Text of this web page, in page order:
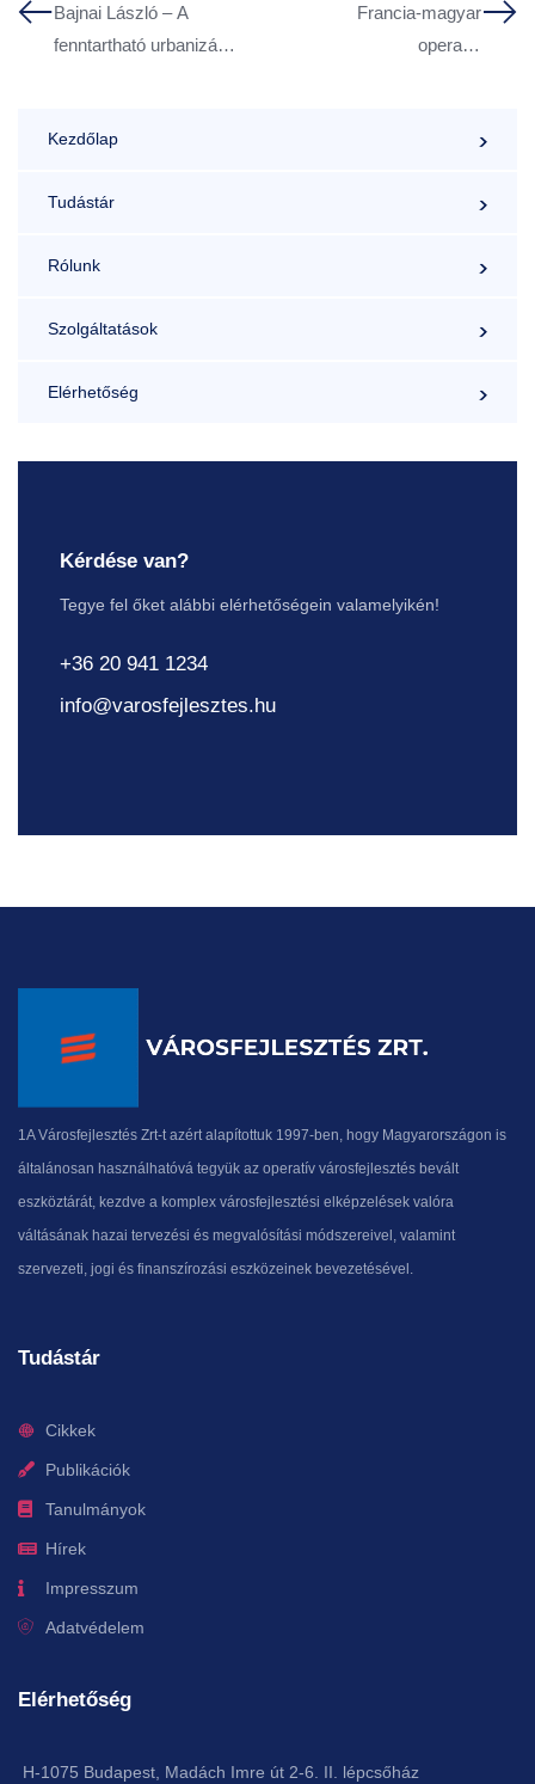
Bajnai László – A
fenntartható urbanizáció
Francia-magyar
operatív
2011
Kezdőlap
Tudástár
Rólunk
Szolgáltatások
Elérhetőség
Kérdése van?
Tegye fel őket alábbi elérhetőségein valamelyikén!
+36 20 941 1234
info@varosfejlesztes.hu
1A Városfejlesztés Zrt-t azért alapítottuk 1997-ben, hogy Magyarországon is
általánosan használhatóvá tegyük az operatív városfejlesztés bevált
eszköztárát, kezdve a komplex városfejlesztési elképzelések valóra
váltásának hazai tervezési és megvalósítási módszereivel, valamint
szervezeti, jogi és finanszírozási eszközeinek bevezetésével.
Tudástár
Cikkek
Publikációk
Tanulmányok
Hírek
Impresszum
Adatvédelem
Elérhetőség
H-1075 Budapest, Madách Imre út 2-6. II. lépcsőház